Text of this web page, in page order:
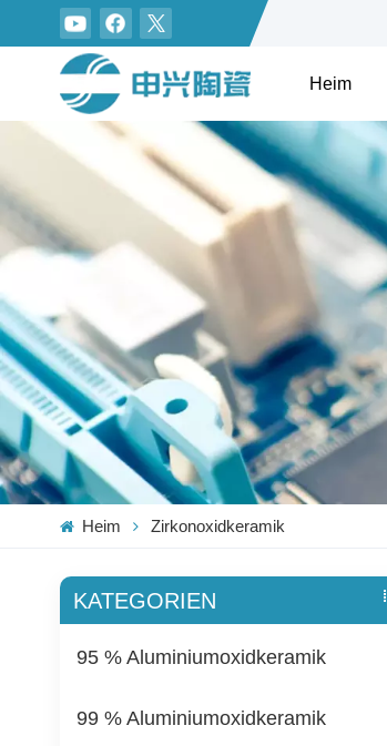
Heim
Heim Zirkonoxidkeramik
KATEGORIEN
95 % Aluminiumoxidkeramik
99 % Aluminiumoxidkeramik